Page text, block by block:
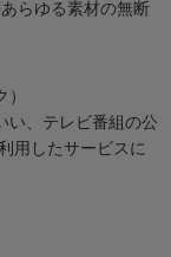
らゆる素材の無断
い、テレビ番組の公
用したサービスに